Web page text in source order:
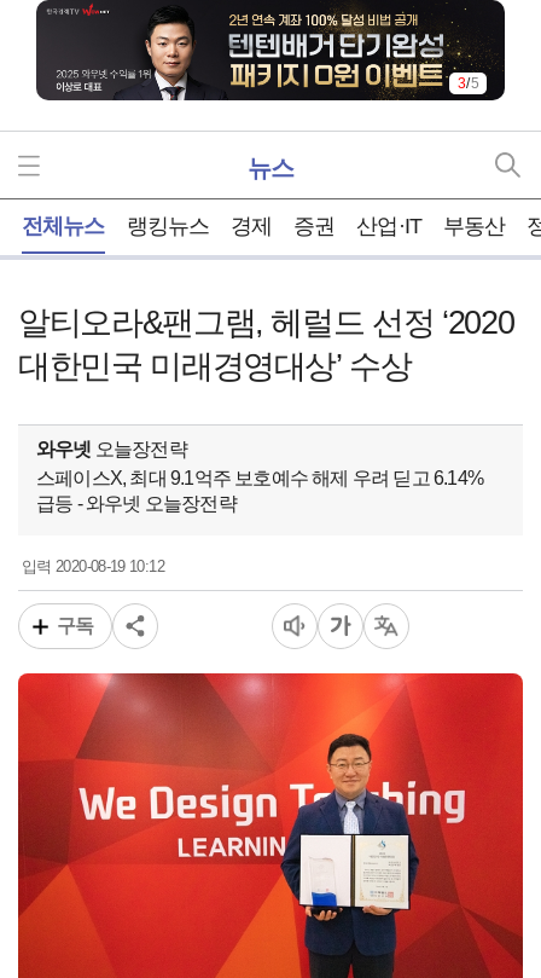
3/5
뉴스
전체뉴스 랭킹뉴스 경제 증권 산업·IT 부동산
알티오라&팬그램, 헤럴드 선정 ‘2020
대한민국 미래경영대상’ 수상
와우넷 오늘장전략
스페이스X, 최대 9.1억주 보호예수 해제 우려 딛고 6.14%
급등 - 와우넷 오늘장전략
입력2020-08-19 10:12
구독